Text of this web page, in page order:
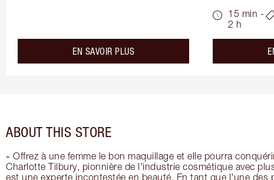
EN SAVOIR PLUSabout the
15 min -
2 h
ABOUT THIS STORE
« Offrez à une femme le bon maquillage et elle pourra
Charlotte Tilbury, pionnière de l'industrie cosmétique avec
est une experte incontestée en beauté. En tant que l'une des